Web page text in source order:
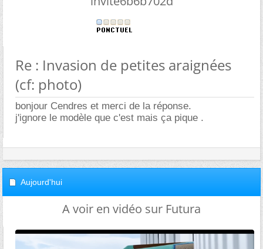
Re : Invasion de petites araignées
(cf: photo)
bonjour Cendres et merci de la réponse.
j'ignore le modèle que c'est mais ça pique .
Aujourd'hui
A voir en vidéo sur Futura